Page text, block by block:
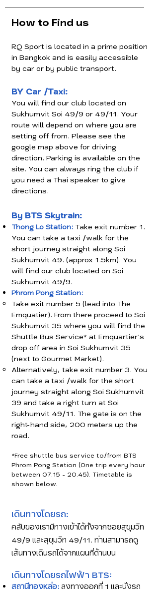
How to Find us
RQ Sport is located in a prime position
in Bangkok and is easily accessible
by car or by public transport.
BY Car /Taxi:
You will find our club located on
Sukhumvit Soi 49/9 or 49/11. Your
route will depend on where you are
setting off from. Please see the
google map above for driving
direction. Parking is available on the
site. You can always ring the club if
you need a Thai speaker to give
directions.
By BTS Skytrain:
Thong Lo Station: Take exit number 1.
You can take a taxi /walk for the
short journey straight along Soi
Sukhumvit 49. (approx 1.5km). You
will find our club located on Soi
Sukhumvit 49/9.
Phrom Pong Station:
Take exit number 5 (lead into The
Emquatier). From there proceed to Soi
Sukhumvit 35 where you will find the
Shuttle Bus Service* at Emquartier's
drop off area in Soi Sukhumvit 35
(next to Gourmet Market).
Alternatively, take exit number 3. You
can take a taxi /walk for the short
journey straight along Soi Sukhumvit
39 and take a right turn at Soi
Sukhumvit 49/11. The gate is on the
right-hand side, 200 meters up the
road.
*Free shuttle bus service to/from BTS
Phrom Pong Station (One trip every hour
between 07.15 - 20.45). Timetable is
shown below.
เดินทางโดยรถ:
คลับของเรามีทางเข้าได้ทั้งจากซอยสุขุมวิท
49/9 และสุขุมวิท 49/11. ท่านสามารถดู
เส้นทางเดินรถได้จากแผนที่ด้านบน
เดินทางโดยรถไฟฟ้า BTS:
สถานีทองหล่อ:ลงทางออกที่ 1 และนั่งรถ